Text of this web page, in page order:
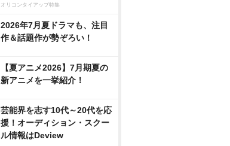
オリコンタイアップ特集
2026年7月夏ドラマも、注目
作＆話題作が勢ぞろい！
【夏アニメ2026】7月期夏の
新アニメを一挙紹介！
芸能界を志す10代～20代を応
援！オーディション・スクー
ル情報はDeview